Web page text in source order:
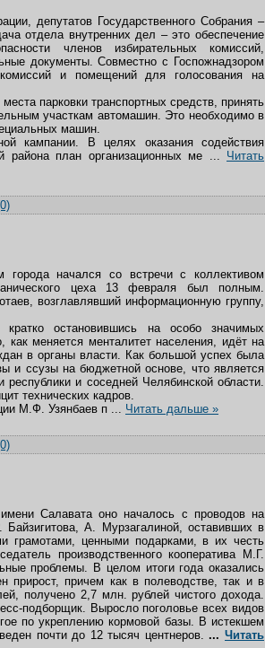
депутатов Государственного Собрания –
отдела внутренних дел – это обеспечение
членов избирательных комиссий,
документы. Совместно с Госпожнадзором
и помещений для голосования на
парковки транспортных средств, принять
участкам автомашин. Это необходимо в
машин.
кампании. В целях оказания содействия
района план организационных ме ... Читать
города начался со встречи с коллективом
цеха 13 февраля был полным.
возглавлявший информационную группу,
остановившись на особо значимых
как меняется менталитет населения, идёт на
в органы власти. Как большой успех была
и ссузы на бюджетной основе, что является
республики и соседней Челябинской области.
технических кадров.
М.Ф. Узянбаев п ... Читать дальше »
Салавата оно началось с проводов на
А. Мурзагалиной, оставивших в
грамотами, ценными подарками, в их честь
производственного кооператива М.Г.
проблемы. В целом итоги года оказались
прирост, причем как в полеводстве, так и в
получено 2,7 млн. рублей чистого дохода.
подборщик. Выросло поголовье всех видов
по укреплению кормовой базы. В истекшем
почти до 12 тысяч центнеров. ... Читать